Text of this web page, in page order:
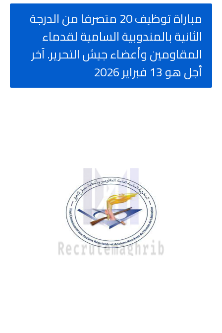
مباراة توظيف 20 متصرفا من الدرجة
الثانية بالمندوبية السامية لقدماء
المقاومين وأعضاء جيش التحرير. آخر
أجل هو 13 فبراير 2026